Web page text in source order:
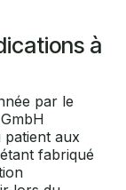
à
par le
aux
fabriqué